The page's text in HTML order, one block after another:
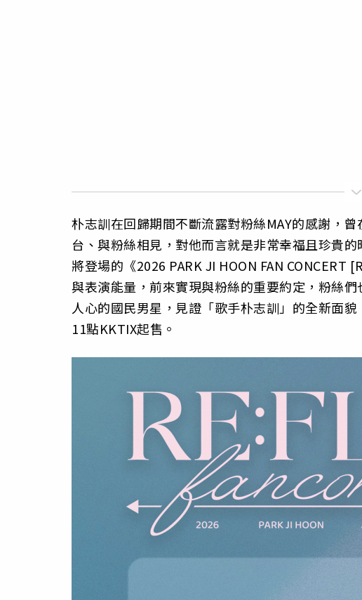
朴志訓在回歸期間不斷流露對粉絲MAY的感謝，
台、與粉絲相見，對他而言就是非常幸福且珍貴
將登場的《2026 PARK JI HOON FAN CONCERT
與表演能量，前來實現與粉絲的重要約定，粉絲
人心的國民男星，見證「歌手朴志訓」的全新面
11點KKTIX起售。